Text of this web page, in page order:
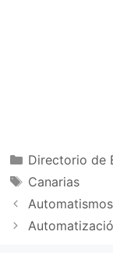
Categorías
Directorio de
Etiquetas
Canarias